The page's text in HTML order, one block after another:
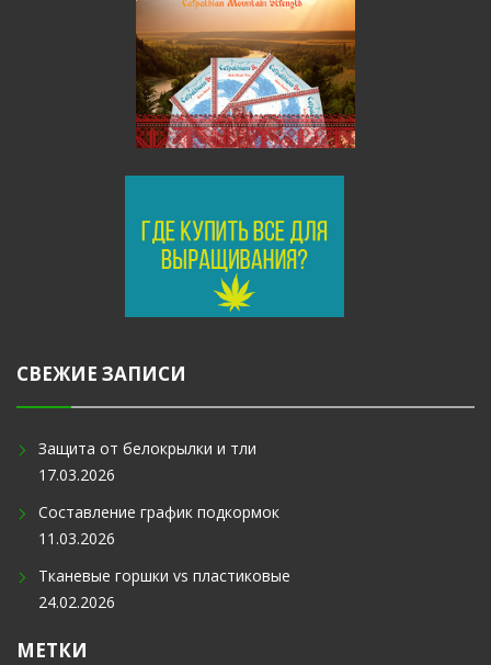
СВЕЖИЕ ЗАПИСИ
Защита от белокрылки и тли
17.03.2026
Составление график подкормок
11.03.2026
Тканевые горшки vs пластиковые
24.02.2026
МЕТКИ